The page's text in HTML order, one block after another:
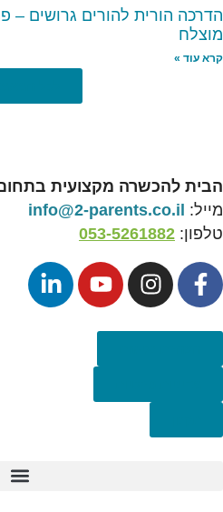
הדרכה הורית להורים גרושים –
מוצלח
קרא עוד »
הבית להכשרה מקצועית
מייל: info@2-parents.co.il
טלפון: 053-5261882